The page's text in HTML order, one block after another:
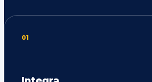
01